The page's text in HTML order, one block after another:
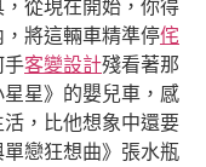
從現在開始，你得
，將這輛車精準停侘
手客變設計殘看著那
星星》的嬰兒車，感
，比他想象中還要
戀狂想曲》張水瓶